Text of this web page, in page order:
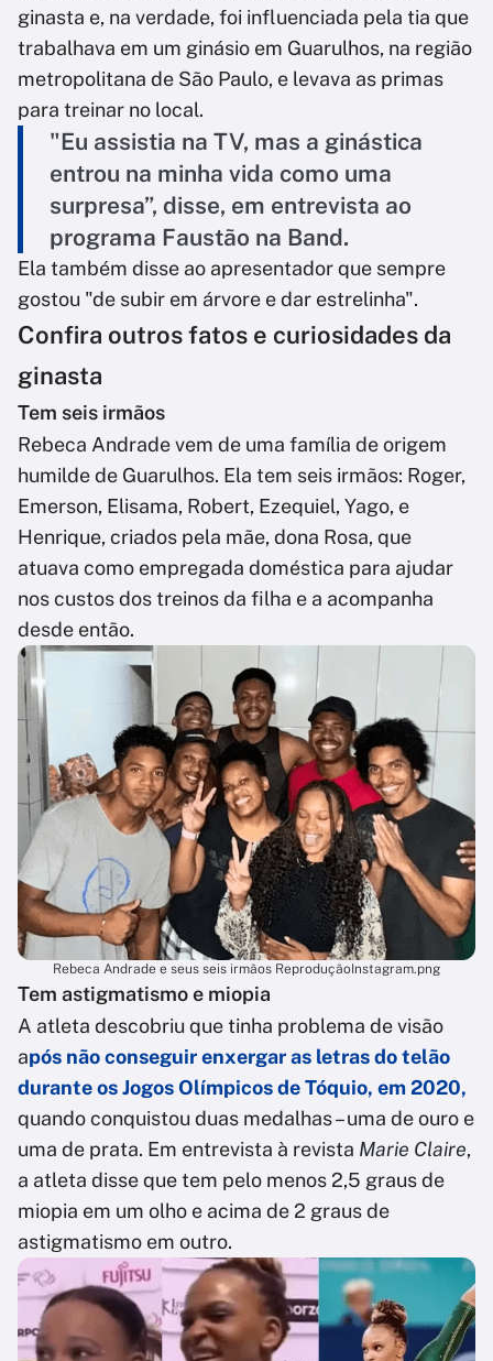
ginasta e, na verdade, foi influenciada pela tia que
trabalhava em um ginásio em Guarulhos, na região
metropolitana de São Paulo, e levava as primas
para treinar no local.
"Eu assistia na TV, mas a ginástica
entrou na minha vida como uma
surpresa”, disse, em entrevista ao
programa Faustão na Band.
Ela também disse ao apresentador que sempre
gostou "de subir em árvore e dar estrelinha".
Confira outros fatos e curiosidades da
ginasta
Tem seis irmãos
Rebeca Andrade vem de uma família de origem
humilde de Guarulhos. Ela tem seis irmãos: Roger,
Emerson, Elisama, Robert, Ezequiel, Yago, e
Henrique, criados pela mãe, dona Rosa, que
atuava como empregada doméstica para ajudar
nos custos dos treinos da filha e a acompanha
desde então.
Rebeca Andrade e seus seis irmãos ReproduçãoInstagram.png
Tem astigmatismo e miopia
A atleta descobriu que tinha problema de visão
após não conseguir enxergar as letras do telão
durante os Jogos Olímpicos de Tóquio, em 2020,
quando conquistou duas medalhas – uma de ouro e
uma de prata. Em entrevista à revista Marie Claire,
a atleta disse que tem pelo menos 2,5 graus de
miopia em um olho e acima de 2 graus de
astigmatismo em outro.